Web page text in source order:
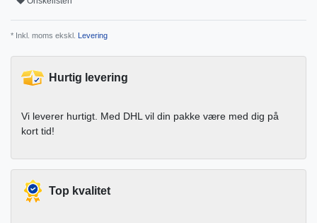
* Inkl. moms ekskl. Levering
Hurtig levering
Vi leverer hurtigt. Med DHL vil din pakke være med dig på
kort tid!
Top kvalitet